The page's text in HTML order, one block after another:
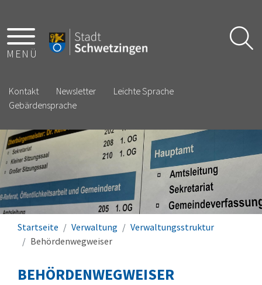
MENÜ
Kontakt Newsletter
Leichte Sprache
Gebärdensprache
Startseite Verwaltung
Verwaltungsstruktur
Behördenwegweiser
BEHÖRDENWEGWEISER